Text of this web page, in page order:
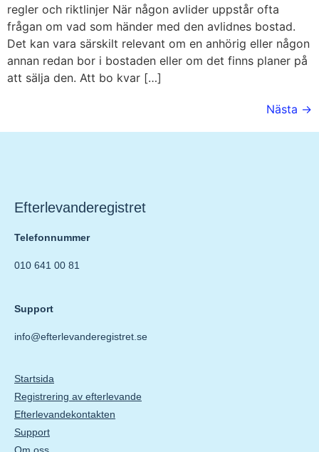
regler och riktlinjer När någon avlider uppstår ofta
frågan om vad som händer med den avlidnes bostad.
Det kan vara särskilt relevant om en anhörig eller någon
annan redan bor i bostaden eller om det finns planer på
att sälja den. Att bo kvar […]
Nästa →
Efterlevanderegistret
Telefonnummer
010 641 00 81
Support
info@efterlevanderegistret.se
Startsida
Registrering av efterlevande
Efterlevandekontakten
Support